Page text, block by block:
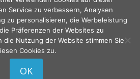
Service zu verbessern, Analysen
zu personalisieren, die Werbeleistung
Präferenzen der Websites zu
die Nutzung der Website stimmen Sie
Cookies zu.
OK